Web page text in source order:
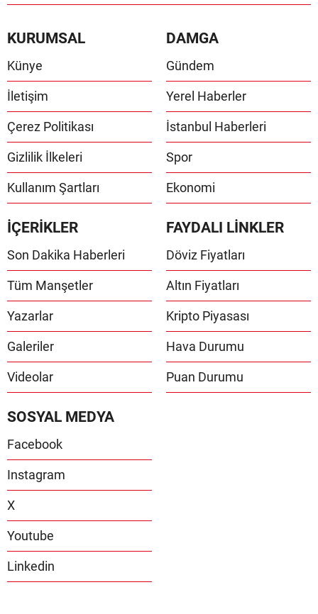
KURUMSAL
Künye
İletişim
Çerez Politikası
Gizlilik İlkeleri
Kullanım Şartları
DAMGA
Gündem
Yerel Haberler
İstanbul Haberleri
Spor
Ekonomi
İÇERİKLER
Son Dakika Haberleri
Tüm Manşetler
Yazarlar
Galeriler
Videolar
FAYDALI LİNKLER
Döviz Fiyatları
Altın Fiyatları
Kripto Piyasası
Hava Durumu
Puan Durumu
SOSYAL MEDYA
Facebook
Instagram
X
Youtube
Linkedin